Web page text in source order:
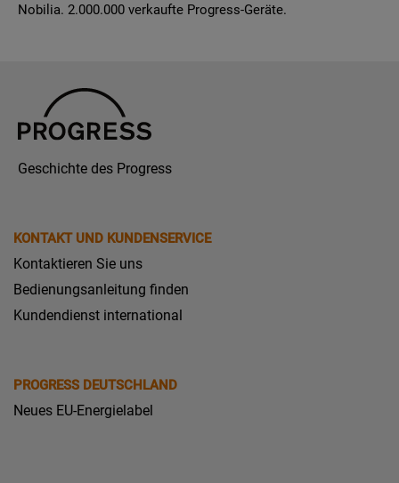
Nobilia. 2.000.000 verkaufte Progress-Geräte.
Geschichte des Progress
KONTAKT UND KUNDENSERVICE
Kontaktieren Sie uns
Bedienungsanleitung finden
Kundendienst international
PROGRESS DEUTSCHLAND
Neues EU-Energielabel